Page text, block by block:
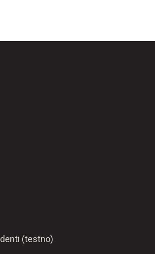
(testno)